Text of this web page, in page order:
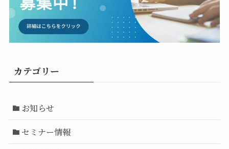
カテゴリー
お知らせ
セミナー情報